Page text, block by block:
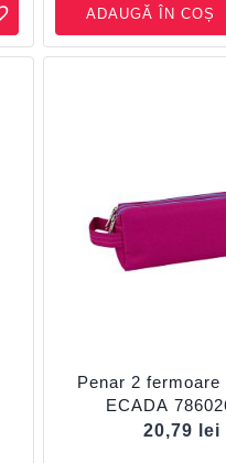
ADAUGĂ ÎN COȘ
Penar 2 fermoare
ECADA
20,79
lei